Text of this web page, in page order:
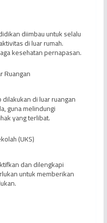
diimbau untuk selalu
di luar rumah.
kesehatan pernapasan.
Ruangan
di luar ruangan
guna melindungi
yang terlibat.
(UKS)
dan dilengkapi
untuk memberikan